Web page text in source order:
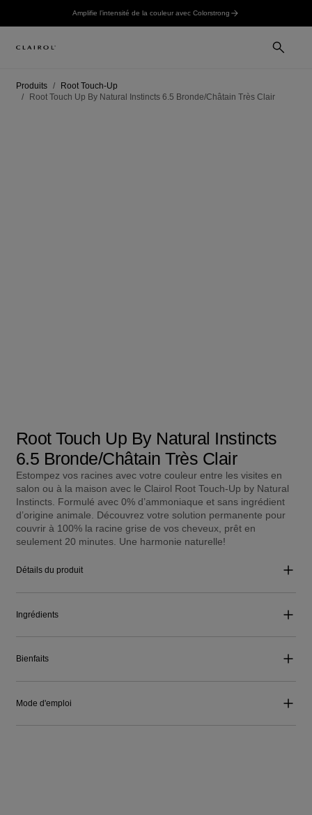
Amplifie l’intensité de la couleur avec Colorstrong
Produits
Root Touch-Up
Root Touch Up By Natural Instincts 6.5 Bronde/Châtain Très Clair
Root Touch Up By Natural Instincts
6.5 Bronde/Châtain Très Clair
Estompez vos racines avec votre couleur entre les visites en
salon ou à la maison avec le Clairol Root Touch-Up by Natural
Instincts. Formulé avec 0% d’ammoniaque et sans ingrédient
d’origine animale. Découvrez votre solution permanente pour
couvrir à 100% la racine grise de vos cheveux, prêt en
seulement 20 minutes. Une harmonie naturelle!
Détails du produit
Ingrédients
Bienfaits
Mode d'emploi